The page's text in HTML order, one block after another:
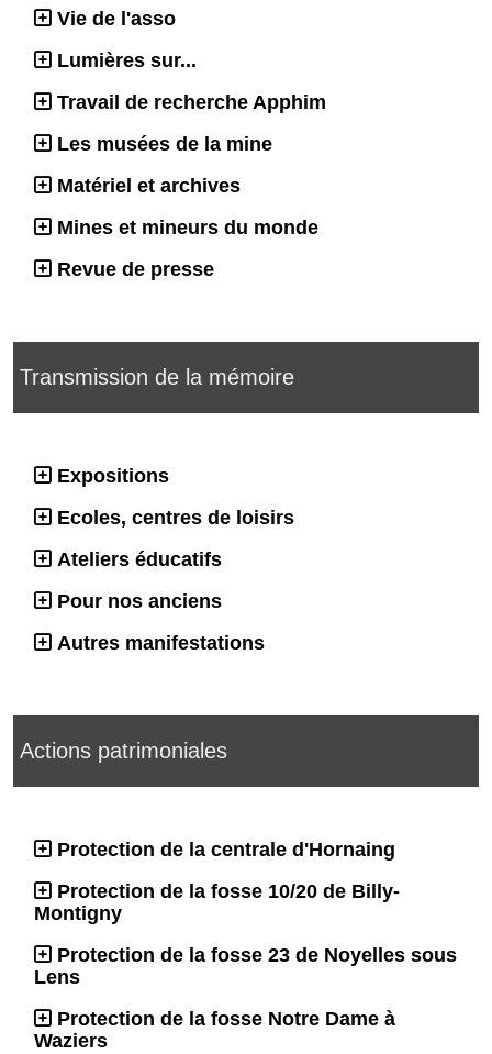
Vie de l'asso
Lumières sur...
Travail de recherche Apphim
Les musées de la mine
Matériel et archives
Mines et mineurs du monde
Revue de presse
Transmission de la mémoire
Expositions
Ecoles, centres de loisirs
Ateliers éducatifs
Pour nos anciens
Autres manifestations
Actions patrimoniales
Protection de la centrale d'Hornaing
Protection de la fosse 10/20 de Billy-
Montigny
Protection de la fosse 23 de Noyelles sous
Lens
Protection de la fosse Notre Dame à
Waziers